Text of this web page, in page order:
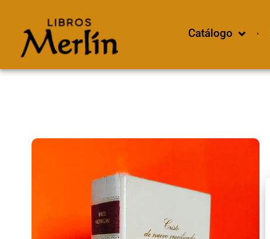
Catálogo